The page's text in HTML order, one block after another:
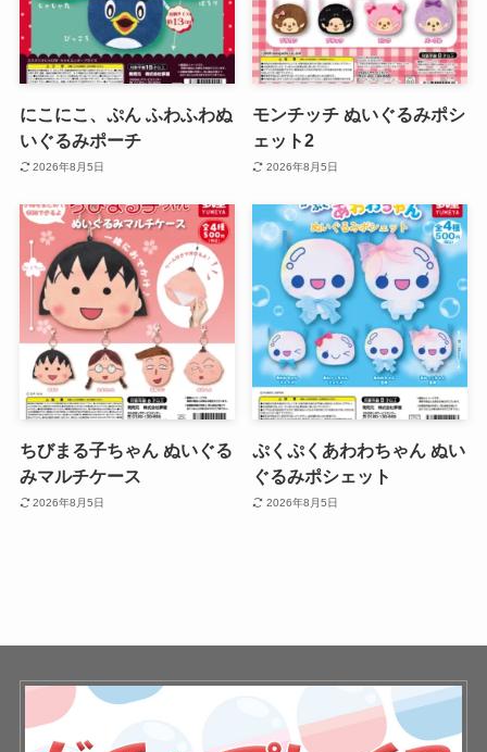
にこにこ、ぷん ふわふわぬ
いぐるみポーチ
2026年8月5日
モンチッチ ぬいぐるみポシ
ェット2
2026年8月5日
ちびまる子ちゃん ぬいぐる
みマルチケース
2026年8月5日
ぷくぷくあわわちゃん ぬい
ぐるみポシェット
2026年8月5日